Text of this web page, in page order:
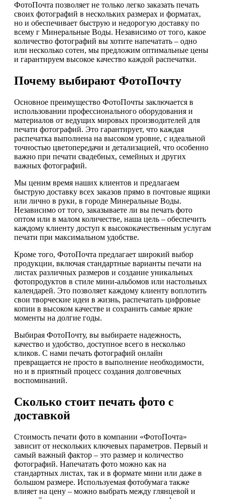
ФотоПочта позволяет не только легко заказать печать
своих фотографий в нескольких размерах и форматах,
но и обеспечивает быструю и недорогую доставку по
всему г Минеральные Воды. Независимо от того, какое
количество фотографий вы хотите напечатать – одно
или несколько сотен, мы предложим оптимальные цены
и гарантируем высокое качество каждой распечатки.
Почему выбирают ФотоПочту
Основное преимущество ФотоПочты заключается в
использовании профессионального оборудования и
материалов от ведущих мировых производителей для
печати фотографий. Это гарантирует, что каждая
распечатка выполнена на высоком уровне, с идеальной
точностью цветопередачи и детализацией, что особенно
важно при печати свадебных, семейных и других
важных фотографий.
Мы ценим время наших клиентов и предлагаем
быструю доставку всех заказов прямо в почтовые ящики
или лично в руки, в городе Минеральные Воды.
Независимо от того, заказываете ли вы печать фото
оптом или в малом количестве, наша цель – обеспечить
каждому клиенту доступ к высококачественным услугам
печати при максимальном удобстве.
Кроме того, ФотоПочта предлагает широкий выбор
продукции, включая стандартные варианты печати на
листах различных размеров и создание уникальных
фотопродуктов в стиле мини-альбомов или настольных
календарей. Это позволяет каждому клиенту воплотить
свои творческие идеи в жизнь, распечатать цифровые
копии в высоком качестве и сохранить самые яркие
моменты на долгие годы.
Выбирая ФотоПочту, вы выбираете надежность,
качество и удобство, доступное всего в несколько
кликов. С нами печать фотографий онлайн
превращается не просто в выполнение необходимости,
но и в приятный процесс создания долговечных
воспоминаний.
Сколько стоит печать фото с
доставкой
Стоимость печати фото в компании «ФотоПочта»
зависит от нескольких ключевых параметров. Первый и
самый важный фактор – это размер и количество
фотографий. Напечатать фото можно как на
стандартных листах, так и в формате мини или даже в
большом размере. Используемая фотобумага также
влияет на цену – можно выбрать между глянцевой и